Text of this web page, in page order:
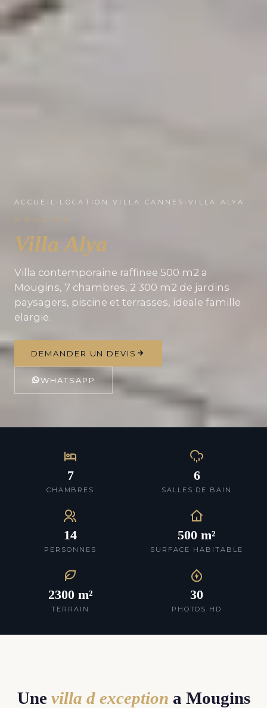
ACCUEIL LOCATION VILLA CANNES ›VILLA ALYA
MOUGINS
Villa Alya
Villa contemporaine raffinee 500 m2 a
Mougins, 7 chambres, 2 300 m2 de jardins
paysagers, piscine et terrasses, ideale famille
elargie.
DEMANDER UN DEVIS
WHATSAPP
7
CHAMBRES
6
SALLES DE BAIN
14
PERSONNES
500 m²
SURFACE HABITABLE
2300 m²
TERRAIN
30
PHOTOS HD
Une villa d exception a Mougins